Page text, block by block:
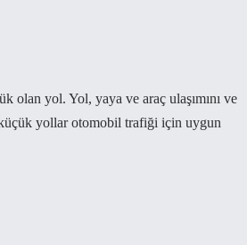
olan yol. Yol, yaya ve araç ulaşımını ve
küçük yollar otomobil trafiği için uygun